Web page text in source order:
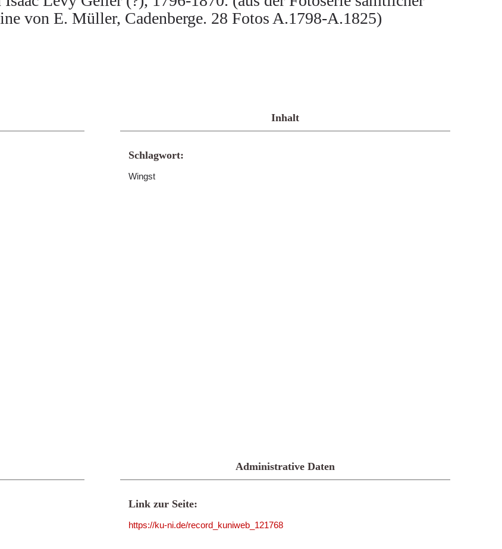
von E. Müller, Cadenberge. 28 Fotos A.1798-A.1825)
Inhalt
Schlagwort:
Wingst
Administrative Daten
Link zur Seite:
https://ku-ni.de/record_kuniweb_121768